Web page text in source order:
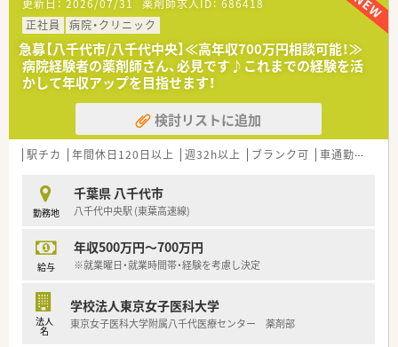
更新日： 2026/07/31 薬剤師求人ID： 686418
正社員
病院・クリニック
急募【八千代市/八千代中央】≪高年収700万円相談可能！≫
病院経験者の薬剤師さん、必見です♪これまでの経験を活
かして年収アップを目指せます！
検討リストに追加
駅チカ 年間休日120日以上 週32h以上 ブランク可 車通勤可
勤務地
千葉県 八千代市
八千代中央駅 (東葉高速線)
給与
年収500万円～700万円
※就業曜日・就業時間帯・経験を考慮し決定
法人
名
学校法人東京女子医科大学
東京女子医科大学附属八千代医療センター 薬剤部